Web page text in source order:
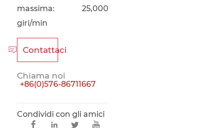
massima: 25,000
giri/min
 Contattaci
Chiama noi
+86(0)576-86711667
Condividi con gli amici
  
